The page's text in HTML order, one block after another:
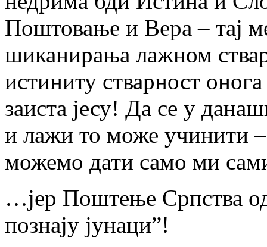
Поштовање и Вера – тај
шиканирања лажном
истиниту стварност
заиста јесу! Да се у
и лажи то може учинити –
можемо дати само ми
…јер Поштење Српства
познају јунаци”!